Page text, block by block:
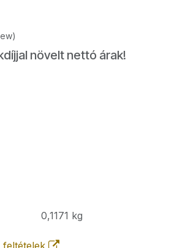
növelt nettó árak!
0,1171 kg
feltételek